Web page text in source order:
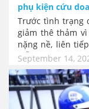
phụ kiện cứu
Trước tình trạng
giảm thê thảm
nặng nề, liên
mẫu Ertiga chỉ
Nhằm kích thích
gói hỗ trợ giá
nâng cấp các
Ertiga Sport
September 14,